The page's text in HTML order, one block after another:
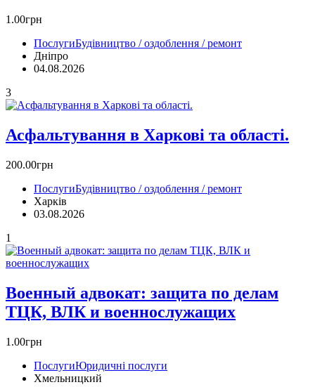
1.00грн
ПослугиБудівництво / оздоблення / ремонт
Дніпро
04.08.2026
3
Асфальтування в Харкові та області.
200.00грн
ПослугиБудівництво / оздоблення / ремонт
Харків
03.08.2026
1
Военный адвокат: защита по делам
ТЦК, ВЛК и военнослужащих
1.00грн
ПослугиЮридичні послуги
Хмельницкий